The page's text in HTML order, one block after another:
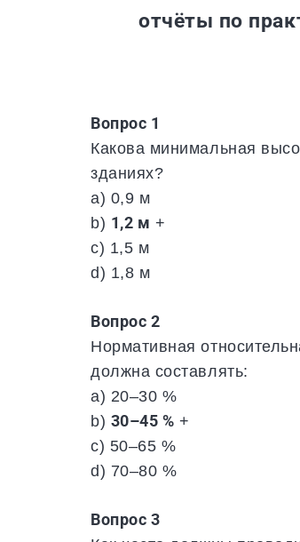
отчёты по
Вопрос 1
Какова минимальная
зданиях?
a) 0,9 м
b) 1,2 м +
c) 1,5 м
d) 1,8 м
Вопрос 2
Нормативная
должна составлять:
a) 20–30 %
b) 30–45 % +
c) 50–65 %
d) 70–80 %
Вопрос 3